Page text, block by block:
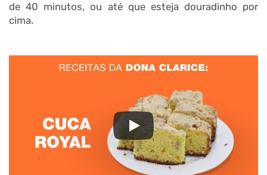
de 40 minutos, ou até que esteja douradinho por
cima.